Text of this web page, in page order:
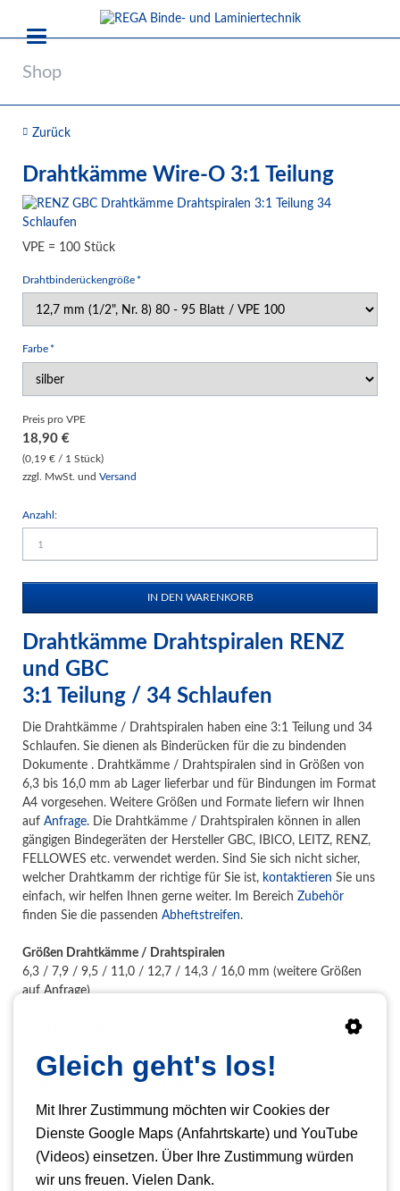
Shop
Zurück
Drahtkämme Wire-O 3:1 Teilung
VPE = 100 Stück
Pflichtfeld
Drahtbinderückengröße *
Pflichtfeld
Farbe *
Preis pro VPE
18,90 €
(0,19 € / 1 Stück)
zzgl. MwSt. und Versand
Anzahl:
Drahtkämme Drahtspiralen RENZ
und GBC
3:1 Teilung / 34 Schlaufen
Die Drahtkämme / Drahtspiralen haben eine 3:1 Teilung und 34
Schlaufen. Sie dienen als Binderücken für die zu bindenden
Dokumente . Drahtkämme / Drahtspiralen sind in Größen von
6,3 bis 16,0 mm ab Lager lieferbar und für Bindungen im Format
A4 vorgesehen. Weitere Größen und Formate liefern wir Ihnen
auf Anfrage. Die Drahtkämme / Drahtspiralen können in allen
gängigen Bindegeräten der Hersteller GBC, IBICO, LEITZ, RENZ,
FELLOWES etc. verwendet werden. Sind Sie sich nicht sicher,
welcher Drahtkamm der richtige für Sie ist, kontaktieren Sie uns
einfach, wir helfen Ihnen gerne weiter. Im Bereich Zubehör
finden Sie die passenden Abheftstreifen.
Größen Drahtkämme / Drahtspiralen
6,3 / 7,9 / 9,5 / 11,0 / 12,7 / 14,3 / 16,0 mm (weitere Größen
auf Anfrage)
Farben Drahtkämme / Drahtspiralen
weiß, schwarz, rot, blau und silber (weiter Farben auf Anfrage)
Verpackungseinheit Drahtkämme / Drahtspiralen
50 oder 100 Stück
Gleich geht's los!
Mit Ihrer Zustimmung möchten wir Cookies der
Dienste Google Maps (Anfahrtskarte) und YouTube
(Videos) einsetzen. Über Ihre Zustimmung würden
wir uns freuen. Vielen Dank.